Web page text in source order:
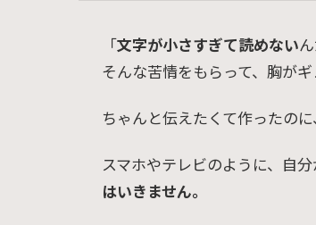
「文字が小さすぎて読めない
そんな苦情をもらって、胸が
ちゃんと伝えたくて作ったのに
スマホやテレビのように、自
はいきません。